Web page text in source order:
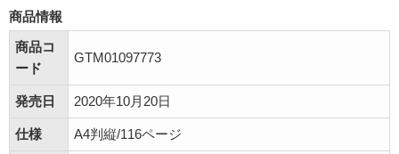
商品情報
商品コ
ード
GTM01097773
発売日 2020年10月20日
仕様 A4判縦/116ページ